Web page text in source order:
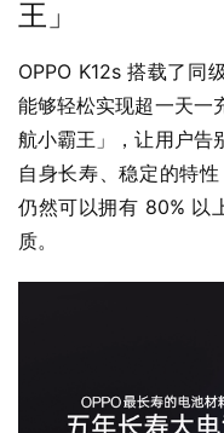
王」
OPPO K12s 搭载了同
能够轻松实现超一天一
航小霸王」，让用户告
自身长寿、稳定的特
仍然可以拥有 80% 以
质。